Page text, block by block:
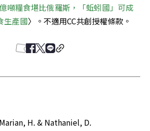
噸糧食堪比俄羅斯，「蚯蚓國」可成
生產國〉。不適用CC共創授權條款。
H. & Nathaniel, D.